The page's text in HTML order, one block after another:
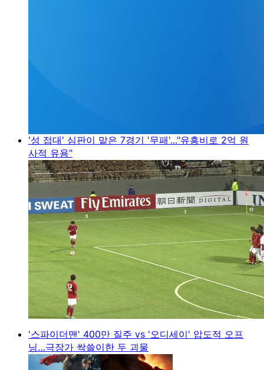
'성 접대' 심판이 맡은 7경기 '무패'..."유흥비로 2억 원
사적 유용"
'스파이더맨' 400만 질주 vs '오디세이' 압도적 오프
닝…극장가 싹쓸이한 두 괴물